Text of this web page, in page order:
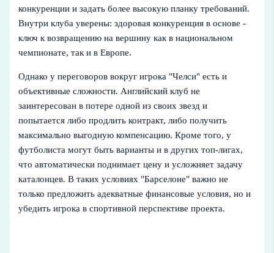
конкуренции и задать более высокую планку требований.
Внутри клуба уверены: здоровая конкуренция в основе -
ключ к возвращению на вершину как в национальном
чемпионате, так и в Европе.
Однако у переговоров вокруг игрока "Челси" есть и
объективные сложности. Английский клуб не
заинтересован в потере одной из своих звезд и
попытается либо продлить контракт, либо получить
максимально выгодную компенсацию. Кроме того, у
футболиста могут быть варианты и в других топ-лигах,
что автоматически поднимает цену и усложняет задачу
каталонцев. В таких условиях "Барселоне" важно не
только предложить адекватные финансовые условия, но и
убедить игрока в спортивной перспективе проекта.